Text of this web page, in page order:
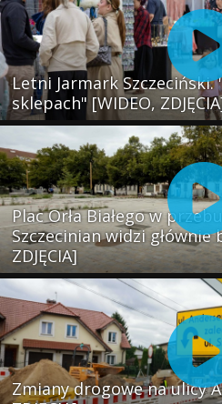
Letni Jarmark
sklepach" [WIDEO,
Plac Orła Białego w
Szczecinian widzi głównie
ZDJĘCIA]
Zmiany drogowe na ulicy